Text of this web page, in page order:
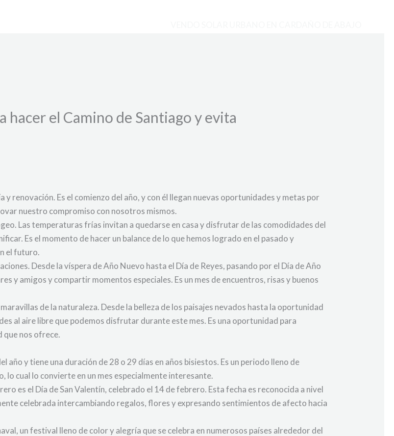
hacer el Camino de Santiago y evita
y renovación. Es el comienzo del año, y con él llegan nuevas oportunidades y metas por
nuestro compromiso con nosotros mismos.
Las temperaturas frías invitan a quedarse en casa y disfrutar de las comodidades del
Es el momento de hacer un balance de lo que hemos logrado en el pasado y
el futuro.
Desde la víspera de Año Nuevo hasta el Día de Reyes, pasando por el Día de Año
y amigos y compartir momentos especiales. Es un mes de encuentros, risas y buenos
de la naturaleza. Desde la belleza de los paisajes nevados hasta la oportunidad
al aire libre que podemos disfrutar durante este mes. Es una oportunidad para
que nos ofrece.
año y tiene una duración de 28 o 29 días en años bisiestos. Es un periodo lleno de
cual lo convierte en un mes especialmente interesante.
es el Día de San Valentín, celebrado el 14 de febrero. Esta fecha es reconocida a nivel
celebrada intercambiando regalos, flores y expresando sentimientos de afecto hacia
un festival lleno de color y alegría que se celebra en numerosos países alrededor del